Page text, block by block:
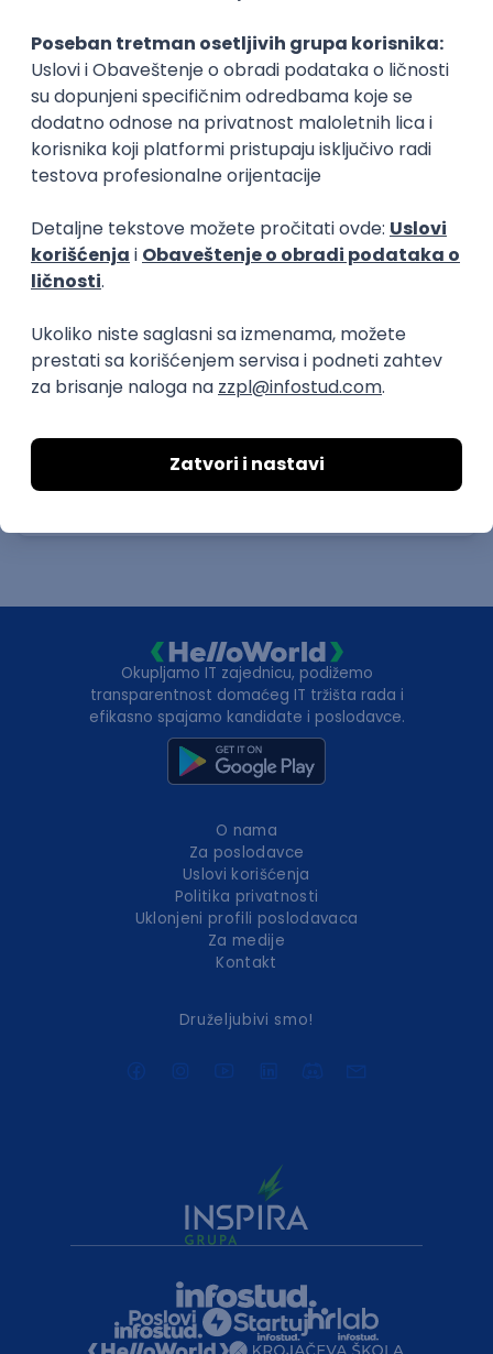
Beograd | Hibrid
02.09.2026.
Linux AWS Ansible DevOps
Kubernetes
Intermediate
PHP serverski programer
Novi Sad | Hibrid
14.08.2026.
PHP SQL
Cloud
Node.js/Nest.JS Developer
(intermediate/senior)
Novi Sad
Okupljamo IT zajednicu, podižemo
transparentnost domaćeg IT tržišta rada i
efikasno spajamo kandidate i poslodavce.
O nama
Za poslodavce
Uslovi korišćenja
Politika privatnosti
Uklonjeni profili poslodavaca
Za medije
Kontakt
Druželjubivi smo!